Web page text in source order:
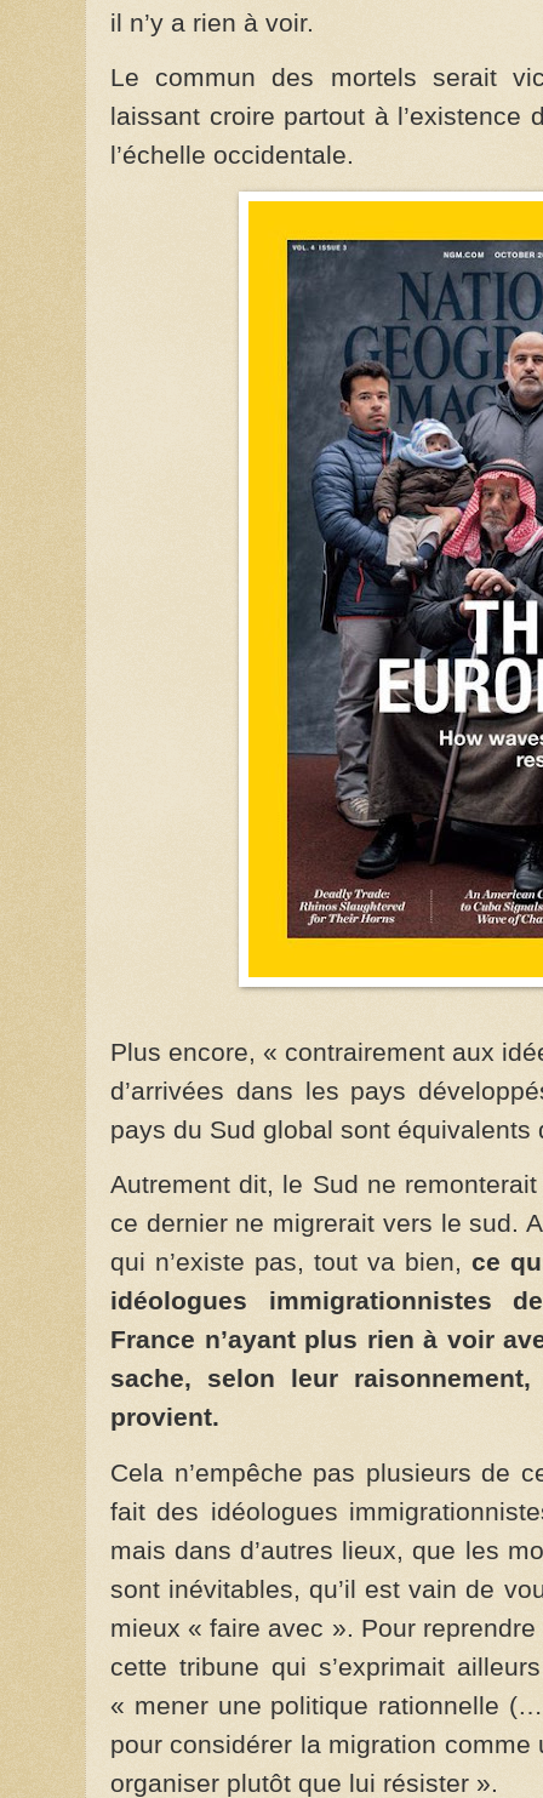
il n’y a rien à voir.
Le commun des mortels serait
laissant croire partout à l’existence
l’échelle occidentale.
Plus encore, « contrairement aux
d’arrivées dans les pays
pays du Sud global sont équivalents
Autrement dit, le Sud ne
ce dernier ne migrerait vers le sud.
qui n’existe pas, tout va bien, ce
idéologues immigrationnistes
France n’ayant plus rien à voir
sache, selon leur
provient.
Cela n’empêche pas plusieurs de
fait des idéologues
mais dans d’autres lieux, que les
sont inévitables, qu’il est vain de
mieux « faire avec ». Pour
cette tribune qui s’exprimait
« mener une politique rationnelle
pour considérer la migration comme
organiser plutôt que lui résister ».